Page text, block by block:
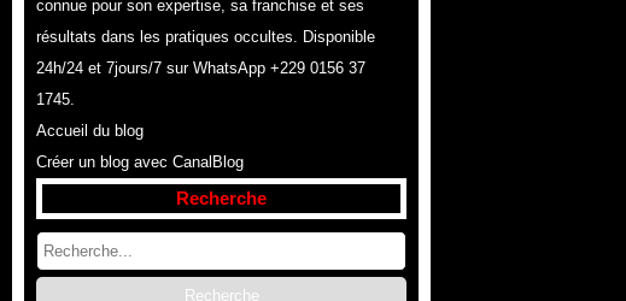
connue pour son expertise, sa franchise et ses
résultats dans les pratiques occultes. Disponible
24h/24 et 7jours/7 sur WhatsApp +229 0156 37
1745.
Accueil du blog
Créer un blog avec CanalBlog
Recherche